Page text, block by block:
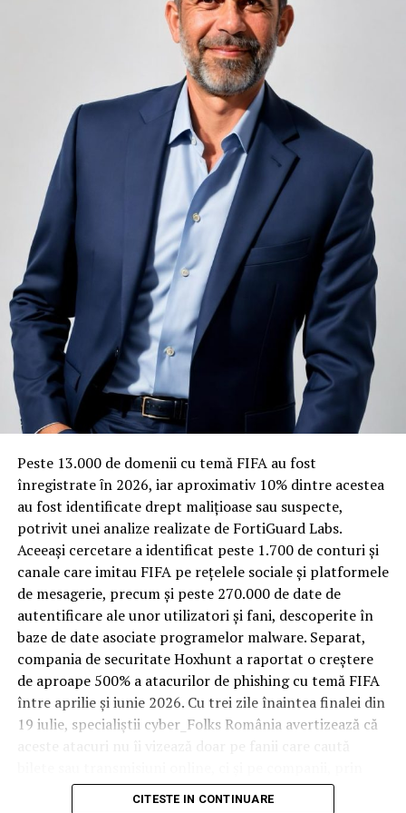
Zgomotul pașilor din camera de sus sau din coridorul
adiacent rămâne una dintre cele mai frecvente
nemulțumiri semnalate de oaspeți în recenziile online,
chiar și la unități altfel apreciate pentru servicii și
locație. De multe ori, oaspeții nu identifică pardoseala
drept sursa reală a problemei, ci descriu simplu senzația
de spațiu zgomotos sau agitat.
Pardoseala joacă un rol important în absorbția acestor
sunete, mai ales în zonele de trecere frecventă dintre
cameră și baie sau dintre pat și fereastră. Un material cu
proprietăți fonoabsorbante bune reduce transmiterea
zgomotului către camerele vecine și către etajele
inferioare, un aspect esențial mai ales în clădirile mai
vechi, cu structuri care nu au fost proiectate inițial
pentru izolare fonică performantă.
Rotația rapidă a oaspeților cere
materiale rezistente
Spre diferență de o locuință obișnuită, o cameră de hotel
trece printr-un ciclu de utilizare intensă: oaspeți diferiți,
bagaje trase pe roți, curățenie zilnică, uneori mai multe
rezervări consecutive în aceeași săptămână. Această
frecvență ridicată de utilizare pune presiune reală pe
orice suprafață, iar pardoseala este printre primele
elemente afectate vizibil, mai ales în zona din jurul
patului și a ușii de acces.
În etapa de renovare sau construcție, administratorii
care iau în calcul mocheta trafic intenspentru zonele
cu rotație mare reduc riscul de uzură prematură și de
decolorare vizibilă în punctele de trecere frecventă. Este
o decizie care ține mai puțin de stil și mai mult de
după primele sezoane de utilizare intensă.
Peste 13.000 de domenii cu temă FIFA au fost
înregistrate ȋn 2026, iar aproximativ 10% dintre acestea
au fost identificate drept malițioase sau suspecte,
potrivit unei analize realizate de FortiGuard Labs.
Aceeași cercetare a identificat peste 1.700 de conturi și
canale care imitau FIFA pe rețelele sociale și platformele
de mesagerie, precum și peste 270.000 de date de
autentificare ale unor utilizatori și fani, descoperite în
baze de date asociate programelor malware. Separat,
compania de securitate Hoxhunt a raportat o creștere
de aproape 500% a atacurilor de phishing cu temă FIFA
între aprilie și iunie 2026. Cu trei zile înaintea finalei din
19 iulie, specialiștii cyber_Folks România avertizează că
conturile, dispozitivele și infrastructura digitală
CITESTE IN CONTINUARE